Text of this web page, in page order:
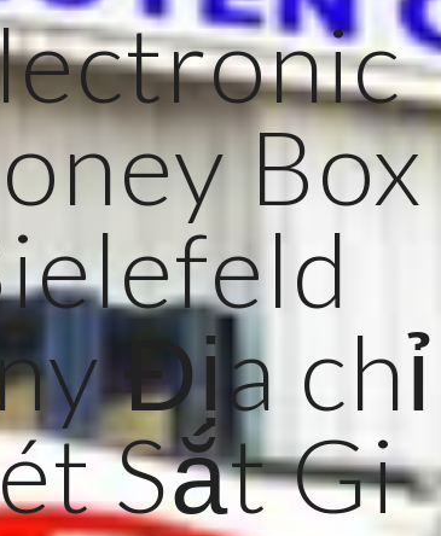
Box
Địa chỉ
Sắt Gi